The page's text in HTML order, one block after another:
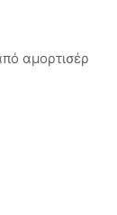
αμορτισέρ